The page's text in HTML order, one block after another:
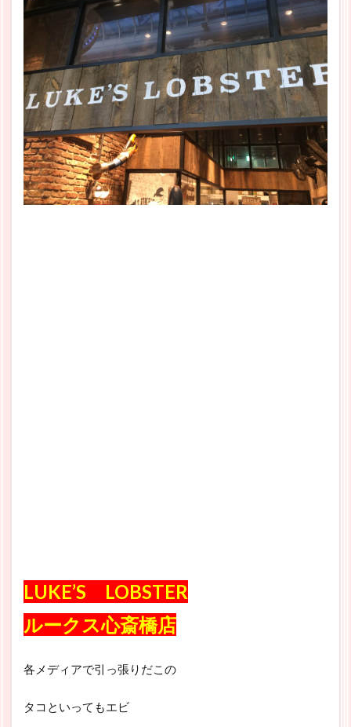
LUKE’S LOBSTER
ルークス心斎橋店
各メディアで引っ張りだこの
タコといってもエビ